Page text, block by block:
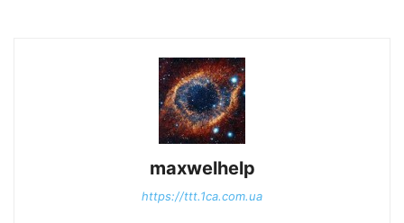
maxwelhelp
https://ttt.1ca.com.ua